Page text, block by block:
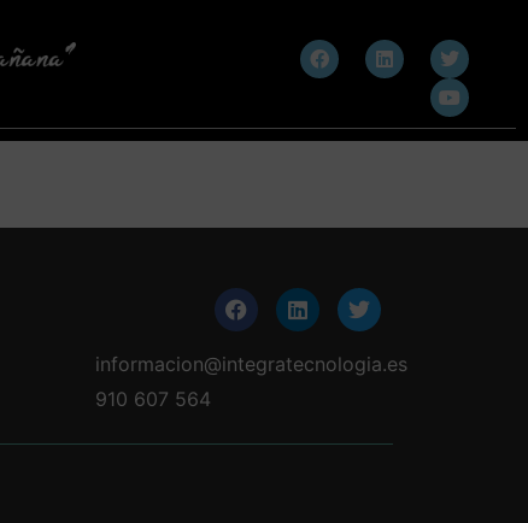
informacion@integratecnologia.es
910 607 564